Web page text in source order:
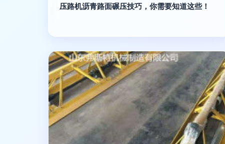
压路机沥青路面碾压技巧，你需要知道这些！